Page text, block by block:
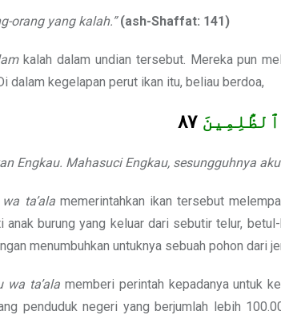
orang yang kalah.”(ash-Shaffat: 141)
kalah dalam undian tersebut. Mereka pun
dalam kegelapan perut ikan itu, beliau berdoa,
٨٧
Engkau. Mahasuci Engkau, sesungguhnya
ta’alamemerintahkan ikan tersebut
burung yang keluar dari sebutir telur,
menumbuhkan untuknya sebuah pohon dari
wa ta’alamemberi perintah kepadanya untuk
penduduk negeri yang berjumlah lebih